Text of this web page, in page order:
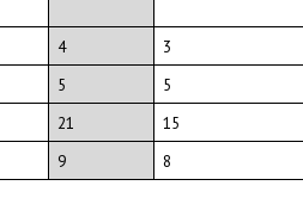
4 3
5
5
21
15
9
8